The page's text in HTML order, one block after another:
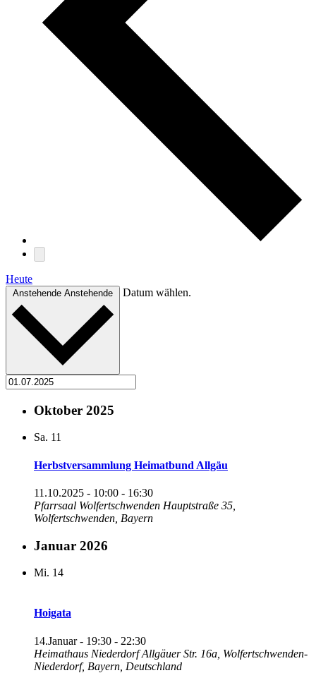
Heute
Anstehende Anstehende Datum wählen.
Oktober 2025
Sa. 11
Herbstversammlung Heimatbund Allgäu
11.10.2025 - 10:00 - 16:30
Pfarrsaal Wolfertschwenden Hauptstraße 35,
Wolfertschwenden, Bayern
Januar 2026
Mi. 14
Hoigata
14.Januar - 19:30 - 22:30
Heimathaus NiederdorfAllgäuer Str. 16a, Wolfertschwenden-
Niederdorf, Bayern, Deutschland